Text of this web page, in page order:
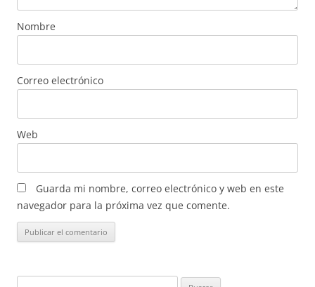
Nombre
Correo electrónico
Web
Guarda mi nombre, correo electrónico y web en este
navegador para la próxima vez que comente.